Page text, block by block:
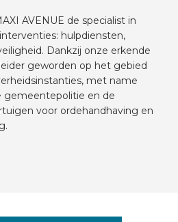
AVENUE de specialist in
hulpdiensten,
Dankzij onze erkende
geworden op het gebied
met name
gemeentepolitie en de
voor ordehandhaving en